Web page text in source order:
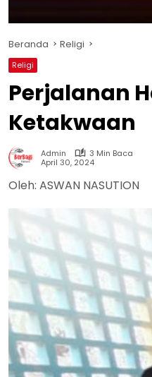
Beranda Religi
Religi
Perjalanan
Ketakwaan
Admin
3 Min Baca
April 30, 2024
Oleh: ASWAN NASUTION